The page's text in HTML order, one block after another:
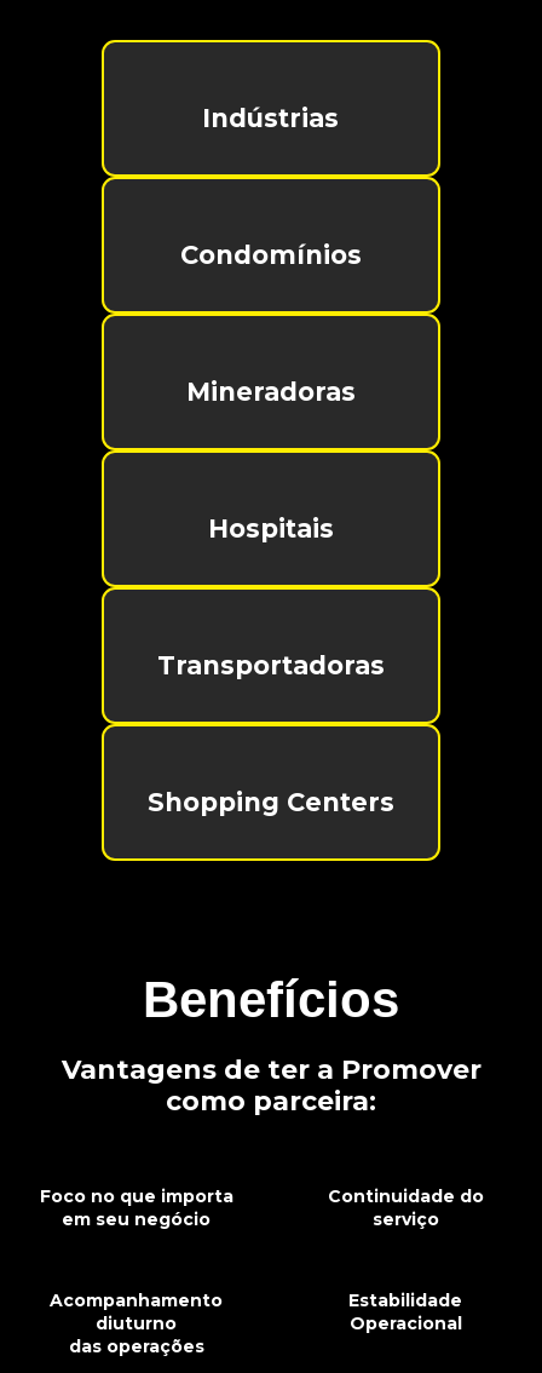
Indústrias
Condomínios
Mineradoras
Hospitais
Transportadoras
Shopping Centers
Benefícios
Vantagens de ter a Promover
como parceira:
Foco no que importa
em seu negócio
Continuidade do
serviço
Acompanhamento
diuturno
das operações
Estabilidade
Operacional